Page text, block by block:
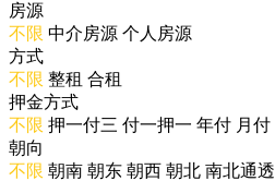
房源
不限 中介房源 个人房源
方式
不限 整租 合租
押金方式
不限 押一付三 付一押一 年付 月付
朝向
不限 朝南 朝东 朝西 朝北 南北通透